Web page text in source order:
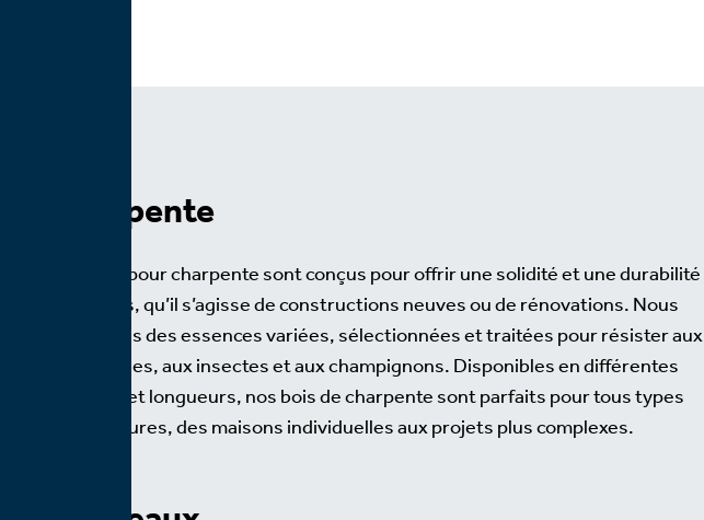
Charpente
Nos bois pour charpente sont conçus pour offrir une solidité et une durabilité
optimales, qu’il s’agisse de constructions neuves ou de rénovations. Nous
proposons des essences variées, sélectionnées et traitées pour résister aux
intempéries, aux insectes et aux champignons. Disponibles en différentes
sections et longueurs, nos bois de charpente sont parfaits pour tous types
de structures, des maisons individuelles aux projets plus complexes.